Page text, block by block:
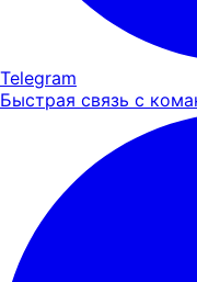
Telegram
Быстрая связь с